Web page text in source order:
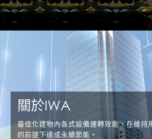
關於IWA
最佳化建物內各式設備運轉效能，在維持
的前提下達成永續節能。